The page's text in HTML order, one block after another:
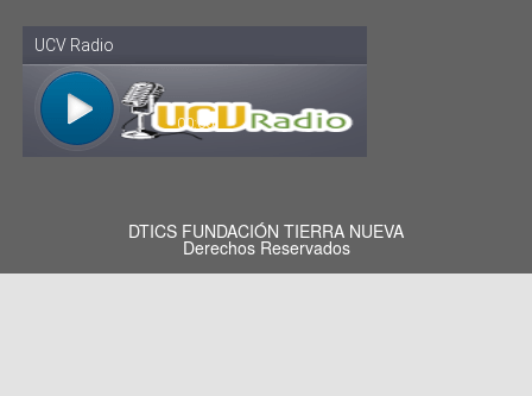
DTICS FUNDACIÓN TIERRA NUEVA
Derechos Reservados